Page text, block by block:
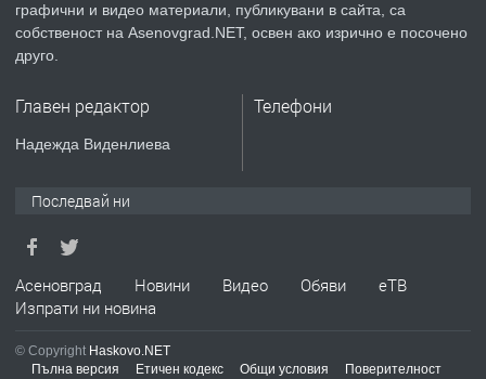
ПРЕДЛАГА ремонт на покриви
преди 3 години
графични и видео материали, публикувани в сайта, са
собственост на Asenovgrad.NET, освен ако изрично е посочено
друго.
Главен редактор
Надежда Виденлиева
Телефони
Последвай ни
Асеновград Новини Видео Обяви
еТВ
Изпрати ни новина
© Copyright Haskovo.NET
Пълна версия
Етичен кодекс Общи условия Поверителност